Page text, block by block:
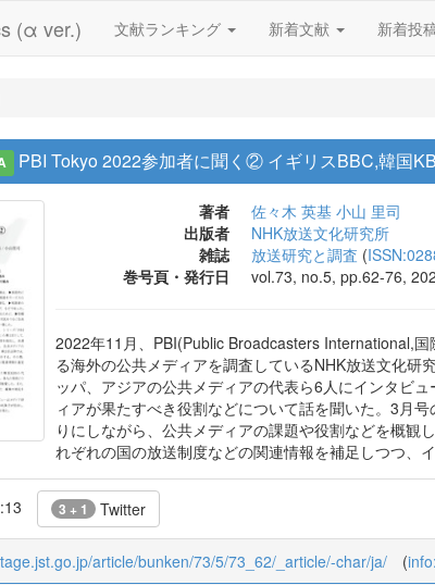
(α ver.) 文献ランキング 新着文献 新着投
PBI Tokyo 2022参加者に聞く② イギリスBBC,韓国
著者 佐々木 英基 小山 里司
出版者
NHK放送文化研究所
雑誌
放送研究と調査 (
巻号頁・発行日
vol.73, no.5, pp.62-76,
2022年11月、PBI(Public Broadcasters International,
る海外の公共メディアを調査しているNHK放送文化研
ッパ、アジアの公共メディアの代表ら6人にインタビ
ィアが果たすべき役割などについて話を聞いた。3月
りにしながら、公共メディアの課題や役割などを概観
れぞれの国の放送制度などの関連情報を補足しつつ、
3 + 1 Twitter
article/bunken/73/5/73_62/_article/-char/ja/ (